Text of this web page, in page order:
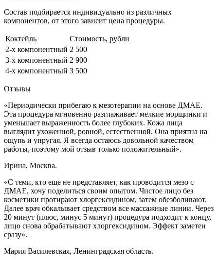
Состав подбирается индивидуально из различных
компонентов, от этого зависит цена процедуры.
Коктейль
Стоимость, рубли
2-х компонентный 2 500
3-х компонентный 2 900
4-х компонентный 3 500
Отзывы
«Периодически прибегаю к мезотерапии на основе ДМАЕ.
Эта процедура мгновенно разглаживает мелкие морщинки и
уменьшает выраженность более глубоких. Кожа лица
выглядит ухоженной, ровной, естественной. Она приятна на
ощупь и упругая. Я всегда остаюсь довольной качеством
работы, поэтому мой отзыв только положительный».
Ирина, Москва.
«С теми, кто еще не представляет, как проводится мезо с
ДМАЕ, хочу поделиться своим опытом. Чистое лицо без
косметики протирают хлоргексидином, затем обезболивают.
Далее врач обкалывает средством все массажные линии. Через
20 минут (плюс, минус 5 минут) процедура подходит к концу,
лицо снова обрабатывают хлоргексидином. Эффект заметен
сразу».
Мария Василевская, Ленинградская область.